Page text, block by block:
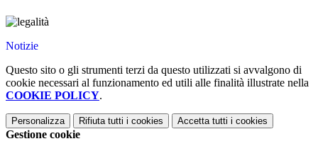
Notizie
Questo sito o gli strumenti terzi da questo utilizzati si avvalgono di
cookie necessari al funzionamento ed utili alle finalità illustrate nella
COOKIE POLICY.
Personalizza Rifiuta tutti i cookies Accetta tutti i cookies
Gestione cookie